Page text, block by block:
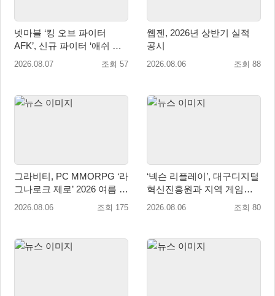
넷마블 ‘킹 오브 파이터
AFK’, 신규 파이터 ‘애쉬 크
림존’ 업데이트
2026.08.07 조회 57
웹젠, 2026년 상반기 실적
공시
2026.08.06 조회 88
그라비티, PC MMORPG ‘라
그나로크 제로’ 2026 여름 프
로모션 진행!
2026.08.06 조회 175
‘넥슨 리플레이’, 대구디지털
혁신진흥원과 지역 게임산
업 육성 위한 업무협약 체결
2026.08.06 조회 80